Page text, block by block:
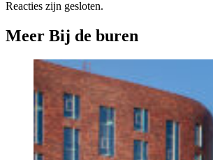
Reacties zijn gesloten.
Meer Bij de buren